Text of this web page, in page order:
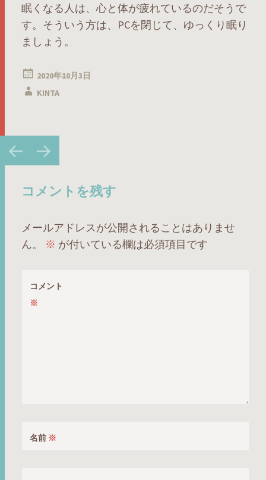
眠くなる人は、心と体が疲れているのだそうで
す。そういう方は、PCを閉じて、ゆっくり眠り
ましょう。
2020年10月3日
KINTA
投
稿
ビ
ー
シ
ョ
コメントを残す
メールアドレスが公開されることはありませ
ん。
※ が付いている欄は必須項目です
コメント
※
名前 ※